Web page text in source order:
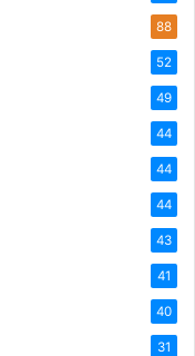
88
52
49
44
44
44
43
41
40
31